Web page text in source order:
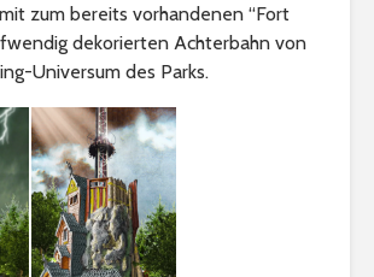
zum bereits vorhandenen “Fort
dekorierten Achterbahn von
Universum des Parks.